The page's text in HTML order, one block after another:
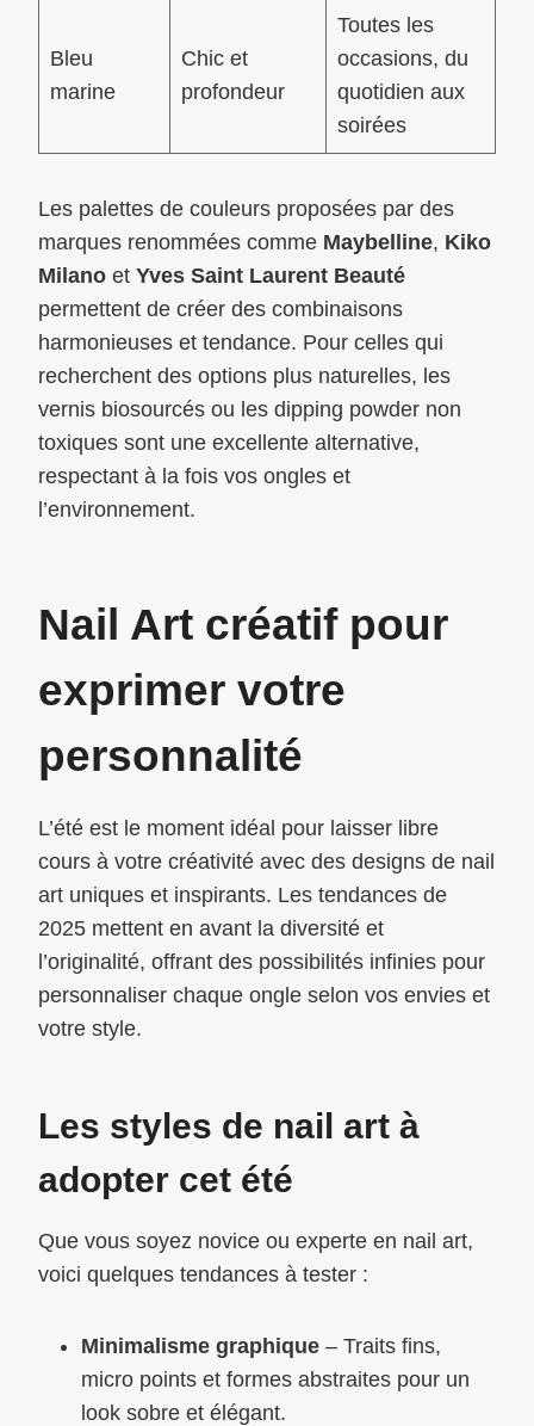
Bleu
marine
Chic et
profondeur
Toutes les
occasions, du
quotidien aux
soirées
Les palettes de couleurs proposées par des
marques renommées comme Maybelline, Kiko
Milano et Yves Saint Laurent Beauté
permettent de créer des combinaisons
harmonieuses et tendance. Pour celles qui
recherchent des options plus naturelles, les
vernis biosourcés ou les dipping powder non
toxiques sont une excellente alternative,
respectant à la fois vos ongles et
l’environnement.
Nail Art créatif pour
exprimer votre
personnalité
L’été est le moment idéal pour laisser libre
cours à votre créativité avec des designs de nail
art uniques et inspirants. Les tendances de
2025 mettent en avant la diversité et
l’originalité, offrant des possibilités infinies pour
personnaliser chaque ongle selon vos envies et
votre style.
Les styles de nail art à
adopter cet été
Que vous soyez novice ou experte en nail art,
voici quelques tendances à tester :
Minimalisme graphique – Traits fins,
micro points et formes abstraites pour un
look sobre et élégant.